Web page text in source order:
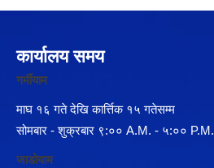
कार्यालय समय
गर्मीयाम
माघ १६ गते देखि कार्त्तिक १५ गतेसम्म
सोमबार - शुक्रबार ९:०० A.M. - ५:०० P.M.
जाडोयाम